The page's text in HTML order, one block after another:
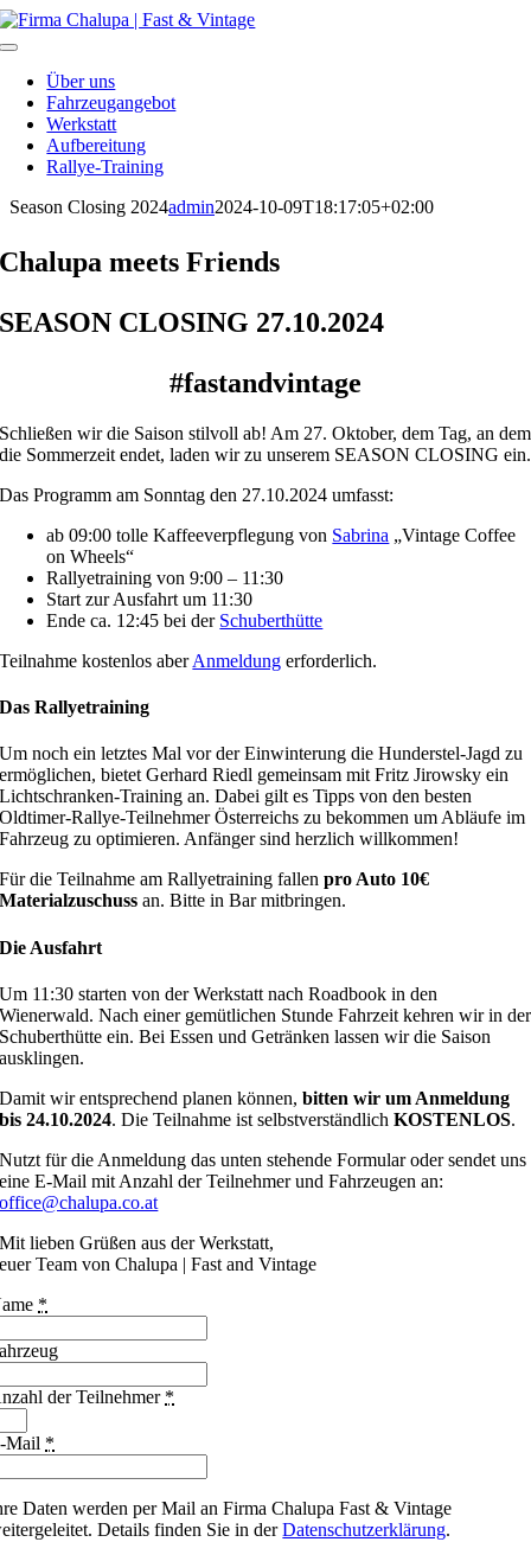
Skip
to
Toggle
NavigationÜber uns
Fahrzeugangebot
Werkstatt
Aufbereitung
Rallye-Training
Season Closing 2024admin2024-10-09T18:17:05+02:00
Chalupa meets Friends
SEASON CLOSING 27.10.2024
#fastandvintage
Schließen wir die Saison stilvoll ab! Am 27. Oktober, dem Tag, an dem
die Sommerzeit endet, laden wir zu unserem SEASON CLOSING ein.
Das Programm am Sonntag den 27.10.2024 umfasst:
ab 09:00 tolle Kaffeeverpflegung von Sabrina „Vintage Coffee
on Wheels“
Rallyetraining von 9:00 – 11:30
Start zur Ausfahrt um 11:30
Ende ca. 12:45 bei der Schuberthütte
Teilnahme kostenlos aberAnmeldung erforderlich.
Das Rallyetraining
Um noch ein letztes Mal vor der Einwinterung die Hunderstel-Jagd zu
ermöglichen, bietet Gerhard Riedl gemeinsam mit Fritz Jirowsky ein
Lichtschranken-Training an. Dabei gilt es Tipps von den besten
Oldtimer-Rallye-Teilnehmer Österreichs zu bekommen um Abläufe im
Fahrzeug zu optimieren. Anfänger sind herzlich willkommen!
Für die Teilnahme am Rallyetraining fallenpro Auto 10€
Materialzuschuss an. Bitte in Bar mitbringen.
Die Ausfahrt
Um 11:30 starten von der Werkstatt nach Roadbook in den
Wienerwald. Nach einer gemütlichen Stunde Fahrzeit kehren wir in der
Schuberthütte ein. Bei Essen und Getränken lassen wir die Saison
ausklingen.
Damit wir entsprechend planen können,bitten wir um Anmeldung
bis 24.10.2024. Die Teilnahme ist selbstverständlichKOSTENLOS.
Nutzt für die Anmeldung das unten stehende Formular oder sendet uns
eine E-Mail mit Anzahl der Teilnehmer und Fahrzeugen an:
office@chalupa.co.at
Mit lieben Grüßen aus der Werkstatt,
euer Team von Chalupa | Fast and Vintage
*
der Teilnehmer *
Mail *
Daten werden per Mail an Firma Chalupa Fast & Vintage
Details finden Sie in derDatenschutzerklärung.